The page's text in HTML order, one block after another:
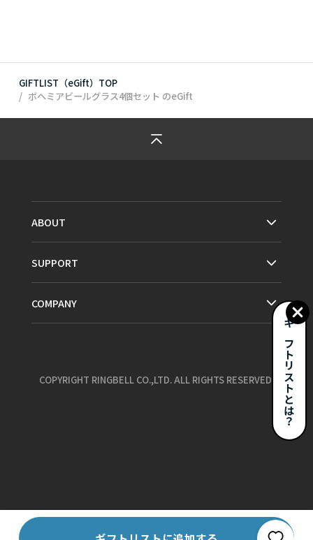
お気に入り
GIFTLIST（eGift）TOP
ボヘミアビールグラス4個セット のeGift
ギフトリストとは？
ABOUT
SUPPORT
COMPANY
COPYRIGHT RINGBELL CO.,LTD. ALL RIGHTS RESERVED.